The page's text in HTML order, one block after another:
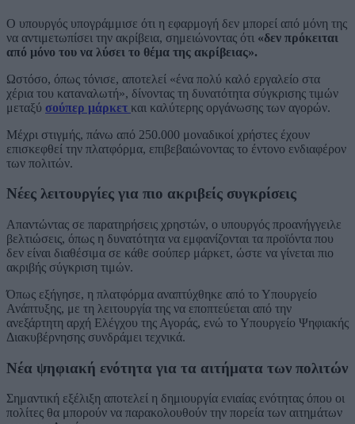
Ο υπουργός υπογράμμισε ότι η εφαρμογή δεν μπορεί από μόνη της
να αντιμετωπίσει την ακρίβεια, σημειώνοντας ότι «δεν πρόκειται
από μόνο του να λύσει το θέμα της ακρίβειας».
Ωστόσο, όπως τόνισε, αποτελεί «ένα πολύ καλό εργαλείο στα
χέρια του καταναλωτή», δίνοντας τη δυνατότητα σύγκρισης τιμών
μεταξύ σούπερ μάρκετ και καλύτερης οργάνωσης των αγορών.
Μέχρι στιγμής, πάνω από 250.000 μοναδικοί χρήστες έχουν
επισκεφθεί την πλατφόρμα, επιβεβαιώνοντας το έντονο ενδιαφέρον
των πολιτών.
Νέες λειτουργίες για πιο ακριβείς συγκρίσεις
Απαντώντας σε παρατηρήσεις χρηστών, ο υπουργός προανήγγειλε
βελτιώσεις, όπως η δυνατότητα να εμφανίζονται τα προϊόντα που
δεν είναι διαθέσιμα σε κάθε σούπερ μάρκετ, ώστε να γίνεται πιο
ακριβής σύγκριση τιμών.
Όπως εξήγησε, η πλατφόρμα αναπτύχθηκε από το Υπουργείο
Ανάπτυξης, με τη λειτουργία της να εποπτεύεται από την
ανεξάρτητη αρχή Ελέγχου της Αγοράς, ενώ το Υπουργείο Ψηφιακής
Διακυβέρνησης συνδράμει τεχνικά.
Νέα ψηφιακή ενότητα για τα αιτήματα των πολιτών
Σημαντική εξέλιξη αποτελεί η δημιουργία ενιαίας ενότητας όπου οι
πολίτες θα μπορούν να παρακολουθούν την πορεία των αιτημάτων